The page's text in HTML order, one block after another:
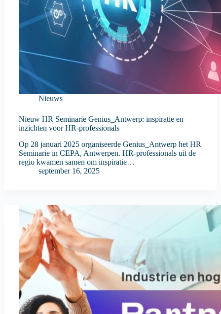
Nieuws
Nieuw HR Seminarie Genius_Antwerp: inspiratie en
inzichten voor HR-professionals
Op 28 januari 2025 organiseerde Genius_Antwerp het HR
Seminarie in CEPA, Antwerpen. HR-professionals uit de
regio kwamen samen om inspiratie…
september 16, 2025